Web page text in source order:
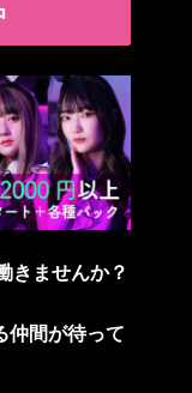
きませんか？
仲間が待って